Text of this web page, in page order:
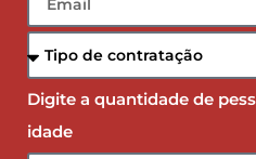
Digite a quantidade de
idade